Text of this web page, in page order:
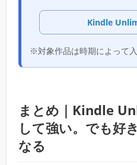
Kindle
※対象作品は時期によって入
まとめ｜Kindle
して強い。でも好
なる